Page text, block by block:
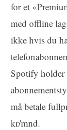
for et
med offline
ikke hvis du
Spotify holder
må betale
kr/mnd.